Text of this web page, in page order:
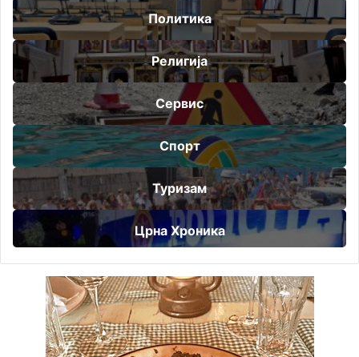
Политика
Религија
Сервис
Спорт
Туризам
Црна Хроника